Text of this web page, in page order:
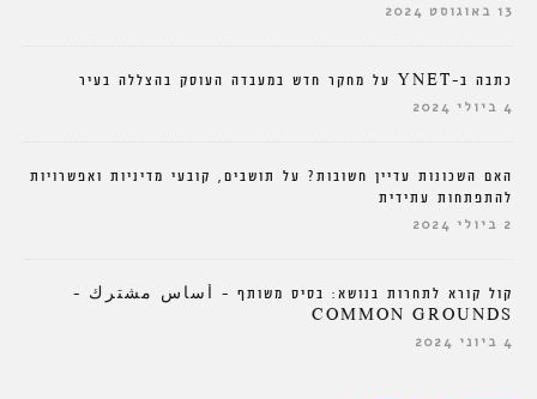
13 באוגוסט 2024
כתבה ב-YNET על מחקר חדש במעבדה העוסק בהצללה בעיר
4 ביולי 2024
האם השכונות עדיין חשובות? על תושבים, קובעי מדיניות ואפשרויות
להתפתחות עתידית
2 ביולי 2024
קול קורא לתחרות בנושא: בסיס משותף – أساس مشترك –
COMMON GROUNDS
4 ביוני 2024